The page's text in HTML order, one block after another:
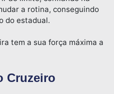
a rotina, conseguindo
do estadual.
tem a sua força máxima a
Cruzeiro